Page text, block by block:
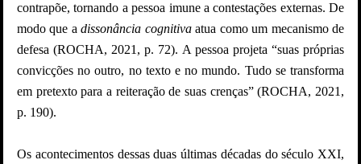
contrapõe, tornando a pessoa imune a contestações externas. De
modo que adissonância cognitivaatua como um mecanismo de
defesa (ROCHA, 2021, p. 72). A pessoa projeta “suas próprias
convicções no outro, no texto e no mundo. Tudo se transforma
em pretexto para a reiteração de suas crenças” (ROCHA, 2021,
p. 190).
Os acontecimentos dessas duas últimas décadas do século XXI,